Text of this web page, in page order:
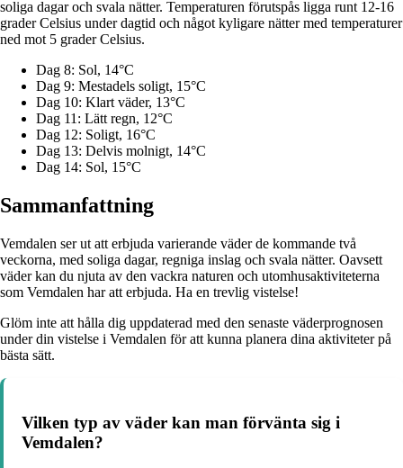
soliga dagar och svala nätter. Temperaturen förutspås ligga runt 12-16
grader Celsius under dagtid och något kyligare nätter med temperaturer
ned mot 5 grader Celsius.
Dag 8: Sol, 14°C
Dag 9: Mestadels soligt, 15°C
Dag 10: Klart väder, 13°C
Dag 11: Lätt regn, 12°C
Dag 12: Soligt, 16°C
Dag 13: Delvis molnigt, 14°C
Dag 14: Sol, 15°C
Sammanfattning
Vemdalen ser ut att erbjuda varierande väder de kommande två
veckorna, med soliga dagar, regniga inslag och svala nätter. Oavsett
väder kan du njuta av den vackra naturen och utomhusaktiviteterna
som Vemdalen har att erbjuda. Ha en trevlig vistelse!
Glöm inte att hålla dig uppdaterad med den senaste väderprognosen
under din vistelse i Vemdalen för att kunna planera dina aktiviteter på
bästa sätt.
Vilken typ av väder kan man förvänta sig i
Vemdalen?